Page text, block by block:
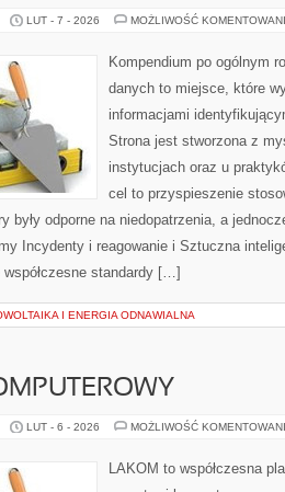
LUT - 7 - 2026 MOŻLIWOŚĆ
Kompendium po ogólnym
danych to miejsce, które
informacjami
Strona jest stworzona z
instytucjach oraz u
cel to przyspieszenie
były odporne na niedopatrzenia, a
Incydenty i reagowanie i Sztuczna
standardy […]
I ENERGIA ODNAWIALNA
LUT - 6 - 2026 MOŻLIWOŚĆ
LAKOM to współczesna